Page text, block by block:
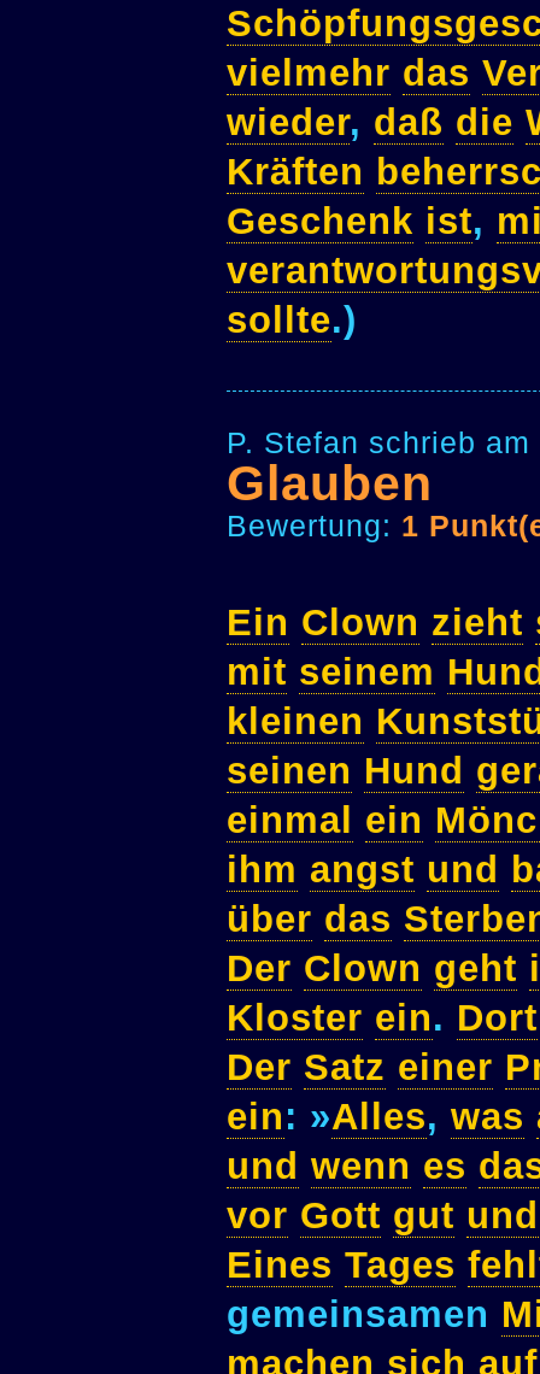
vielmehr das
wieder, daß die
Kräften
Geschenk ist,
sollte.)
P. Stefan schrieb
Glauben
Bewertung: 1
Ein Clown zieht
mit seinem
kleinen
seinen Hund
einmal ein
ihm angst und
über das
Der Clown geht
Kloster ein. Dort
Der Satz einer
ein: »Alles, was
und wenn es
vor Gott gut und
Eines Tages
gemeinsamen
machen sich auf